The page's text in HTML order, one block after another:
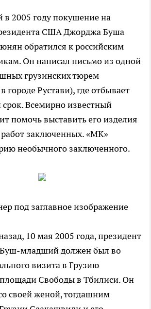
2005 году покушение на
США Джорджа Буша
обратился к российским
Он написал письмо из одной
грузинских тюрем
городе Рустави), где отбывает
Всемирно известный
помочь выставить его изделия
работ заключенных. «МК»
необычного заключенного.
под заглавное изображение
10 мая 2005 года, президент
младший должен был во
визита в Грузию
Свободы в Тбилиси. Он
своей женой, тогдашним